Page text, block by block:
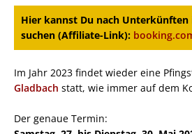
Hier kannst Du nach Unterkünften
suchen (Affiliate-Link):
Im Jahr 2023 findet wieder eine
Gladbach statt, wie immer auf dem
Der genaue Termin: